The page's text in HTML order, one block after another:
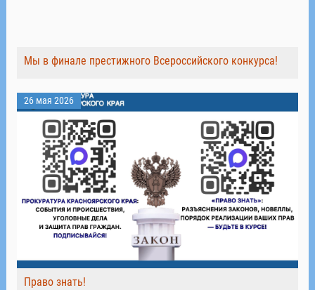
Мы в финале престижного Всероссийского конкурса!
26 мая 2026
Право знать!